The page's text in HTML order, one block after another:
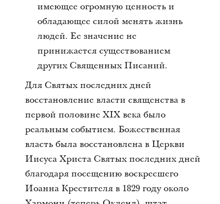
имеющее огромную ценность и
обладающее силой менять жизнь
людей. Ее значение не
принижается существованием
других Священных Писаний.
Для Святых последних дней
восстановление власти священства в
первой половине XIX века было
реальным событием. Божественная
власть была восстановлена в Церкви
Иисуса Христа Святых последних дней
благодаря посещению воскресшего
Иоанна Крестителя в 1829 году около